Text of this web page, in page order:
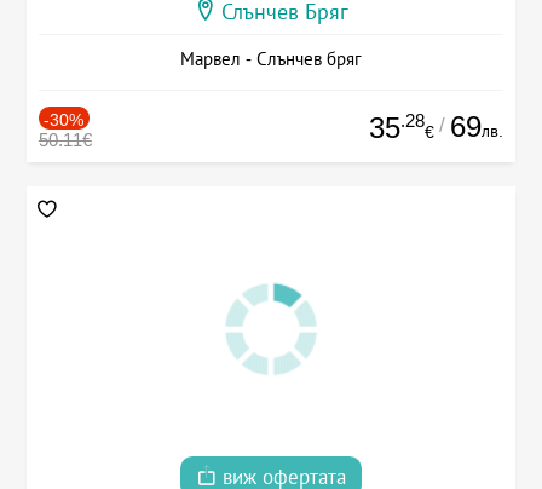
Слънчев Бряг
Марвел - Слънчев бряг
-30%
50.11€ 35.28
€ / 69лв.
виж офертата